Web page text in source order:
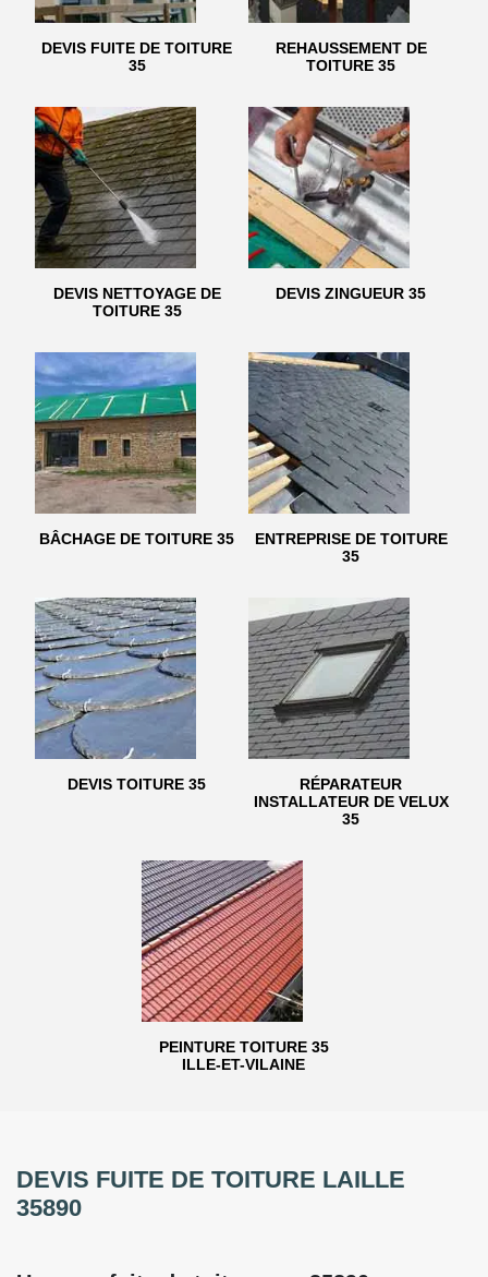
DEVIS FUITE DE TOITURE
35
REHAUSSEMENT DE
TOITURE 35
DEVIS NETTOYAGE DE
TOITURE 35
DEVIS ZINGUEUR 35
BÂCHAGE DE TOITURE 35
ENTREPRISE DE TOITURE
35
DEVIS TOITURE 35
RÉPARATEUR
INSTALLATEUR DE VELUX
35
PEINTURE TOITURE 35
ILLE-ET-VILAINE
DEVIS FUITE DE TOITURE LAILLE
35890